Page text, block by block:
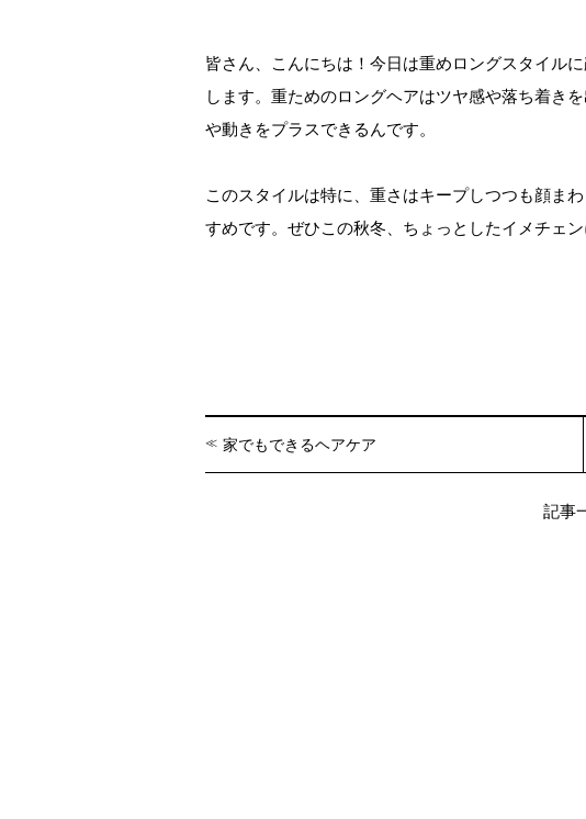
皆さん、こんにちは！今日は重めロングスタイル
します。重ためのロングヘアはツヤ感や落ち着き
や動きをプラスできるんです。
このスタイルは特に、重さはキープしつつも顔ま
すめです。ぜひこの秋冬、ちょっとしたイメチェン
家でもできるヘアケア
記事